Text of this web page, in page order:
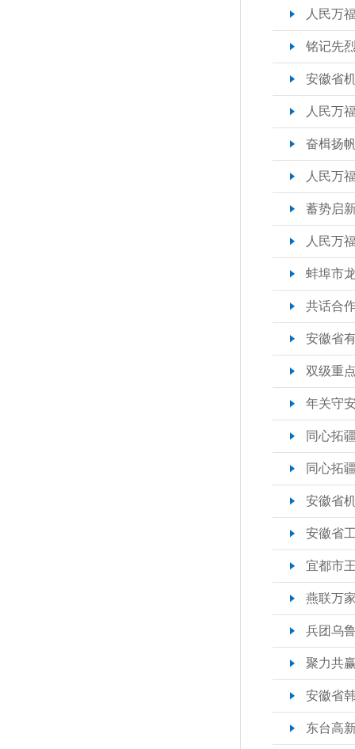
人民万
铭记先
安徽省
人民万
奋楫扬
人民万
蓄势启
人民万
蚌埠市
共话合
安徽省
双级重
年关守
同心拓
同心拓
安徽省
安徽省
宜都市
燕联万
兵团乌
聚力共
安徽省
东台高